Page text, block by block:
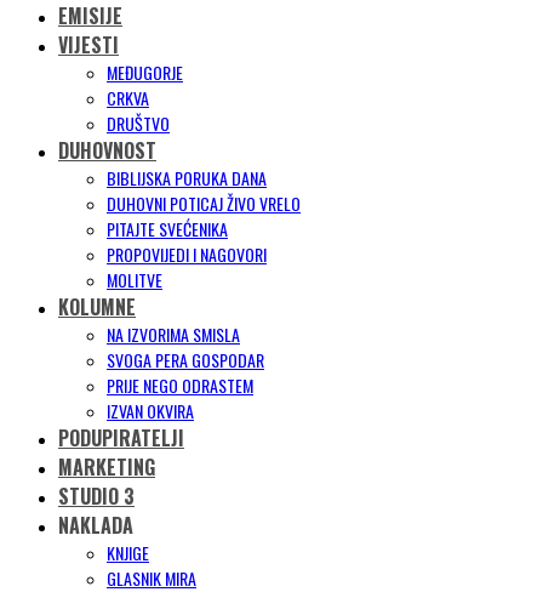
EMISIJE
VIJESTI
MEĐUGORJE
CRKVA
DRUŠTVO
DUHOVNOST
BIBLIJSKA PORUKA DANA
DUHOVNI POTICAJ ŽIVO VRELO
PITAJTE SVEĆENIKA
PROPOVIJEDI I NAGOVORI
MOLITVE
KOLUMNE
NA IZVORIMA SMISLA
SVOGA PERA GOSPODAR
PRIJE NEGO ODRASTEM
IZVAN OKVIRA
PODUPIRATELJI
MARKETING
STUDIO 3
NAKLADA
KNJIGE
GLASNIK MIRA